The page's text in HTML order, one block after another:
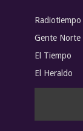
Gente Norte
El Tiempo
El Heraldo